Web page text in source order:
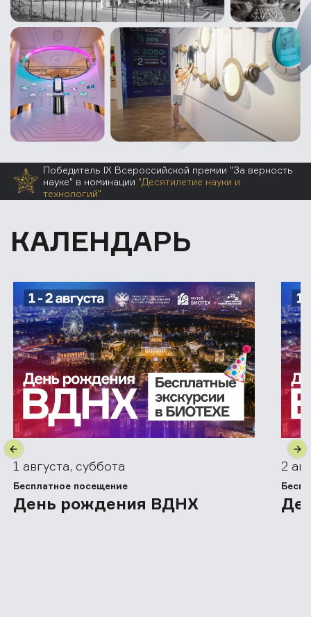
Победитель IX Всероссийской премии "За верность
науке" в номинации "Десятилетие науки и
технологий"
КАЛЕНДАРЬ
1 августа, суббота
Бесплатное посещение
День рождения ВДНХ
2